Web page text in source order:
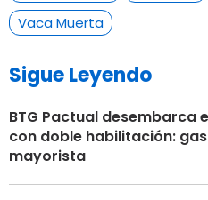
Vaca Muerta
Sigue Leyendo
BTG Pactual desembarca
con doble habilitación:
mayorista